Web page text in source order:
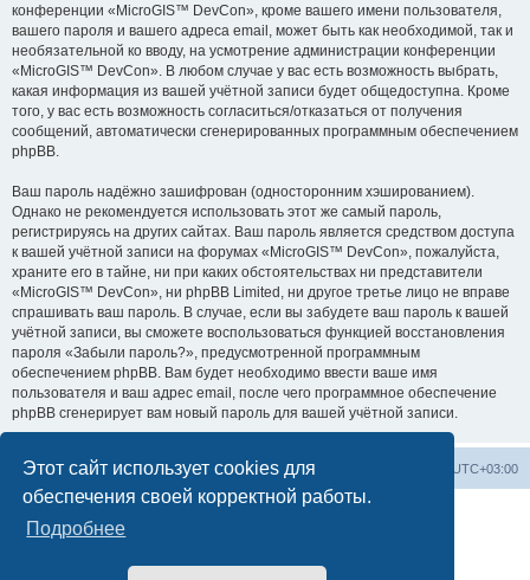
Этот сайт использует cookies для
обеспечения своей корректной работы.
Подробнее
конференции «MicroGIS™ DevCon», кроме вашего имени пользователя,
вашего пароля и вашего адреса email, может быть как необходимой, так и
необязательной ко вводу, на усмотрение администрации конференции
«MicroGIS™ DevCon». В любом случае у вас есть возможность выбрать,
какая информация из вашей учётной записи будет общедоступна. Кроме
того, у вас есть возможность согласиться/отказаться от получения
сообщений, автоматически сгенерированных программным обеспечением
phpBB.
Ваш пароль надёжно зашифрован (односторонним хэшированием).
Однако не рекомендуется использовать этот же самый пароль,
регистрируясь на других сайтах. Ваш пароль является средством доступа
к вашей учётной записи на форумах «MicroGIS™ DevCon», пожалуйста,
храните его в тайне, ни при каких обстоятельствах ни представители
«MicroGIS™ DevCon», ни phpBB Limited, ни другое третье лицо не вправе
спрашивать ваш пароль. В случае, если вы забудете ваш пароль к вашей
учётной записи, вы сможете воспользоваться функцией восстановления
пароля «Забыли пароль?», предусмотренной программным
обеспечением phpBB. Вам будет необходимо ввести ваше имя
пользователя и ваш адрес email, после чего программное обеспечение
phpBB сгенерирует вам новый пароль для вашей учётной записи.
Home 📌 Topics & Discussions UTC+03:00